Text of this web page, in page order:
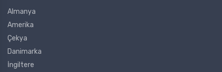
Almanya
Amerika
Çekya
Danimarka
İngiltere